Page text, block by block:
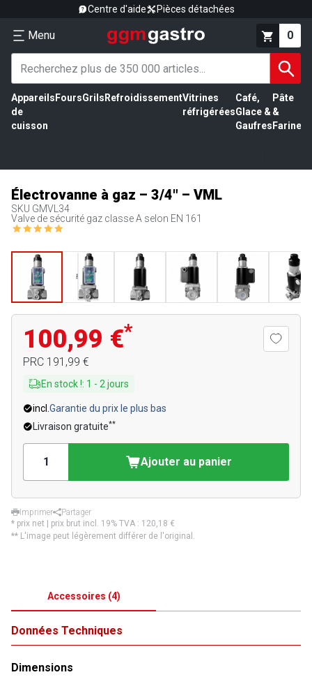
Centre d'aide Pièces détachées
Menu 0
Appareils
de
cuisson
FoursGrils RefroidissementVitrines
réfrigérées
Café,
Glace &
Gaufres
Pâte
&
Farine
Électrovanne à gaz – 3/4" – VML
SKU GMVL34
Valve de sécurité gaz classe A selon EN 161
100,99 €*
PRC 191,99 €
En stock !: 1 - 2 jours
incl. Garantie du prix le plus bas
Livraison gratuite**
Ajouter au panier
Imprimer
Partager
* prix net | prix brut incl. 19% TVA : 120,18 €
** L'image peut légèrement différer de l'original.
Accessoires (4)
Données Techniques
Dimensions